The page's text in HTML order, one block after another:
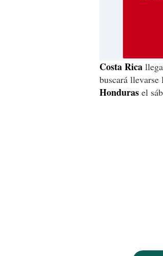
Costa Rica
buscará
Honduras el